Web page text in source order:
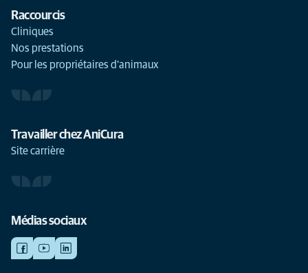
Raccourcis
Cliniques
Nos prestations
Pour les propriétaires d'animaux
Travailler chez AniCura
Site carrière
Médias sociaux